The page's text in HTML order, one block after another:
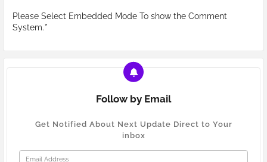
Please Select Embedded Mode To show the Comment
System.*
Follow by Email
Get Notified About Next Update Direct to Your
inbox